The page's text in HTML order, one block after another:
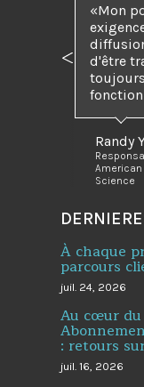
Mon
d'être
Randy
Science
Précédent
À chaque
parcours
juil. 24, 2026
Au cœur du
: retours
juil. 16, 2026